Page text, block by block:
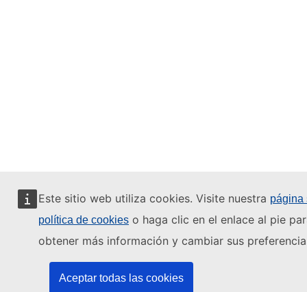
Este sitio web utiliza cookies. Visite nuestra página
política de cookies o haga clic en el enlace al pie
obtener más información y cambiar sus
Aceptar todas las cookies